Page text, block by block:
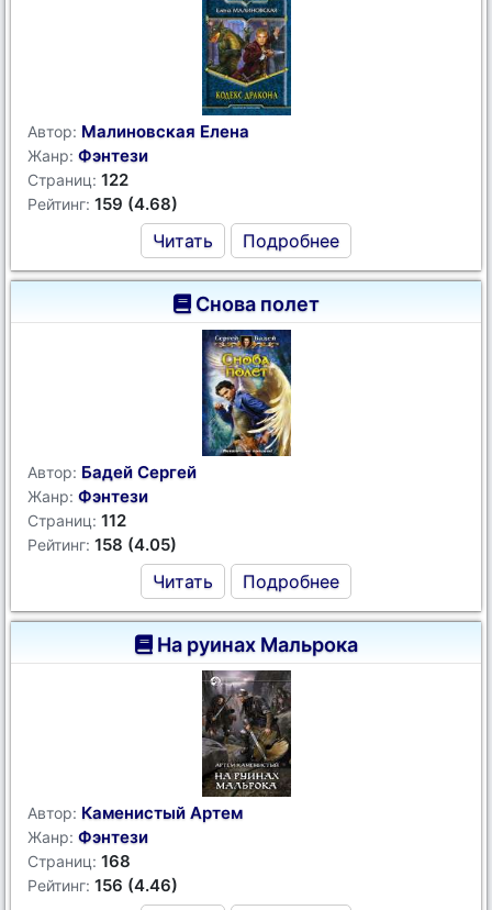
Автор: Малиновская Елена
Жанр: Фэнтези
Страниц: 122
Рейтинг: 159 (4.68)
Читать Подробнее
Снова полет
Автор: Бадей Сергей
Жанр: Фэнтези
Страниц: 112
Рейтинг: 158 (4.05)
Читать Подробнее
На руинах Мальрока
Автор: Каменистый Артем
Жанр: Фэнтези
Страниц: 168
Рейтинг: 156 (4.46)